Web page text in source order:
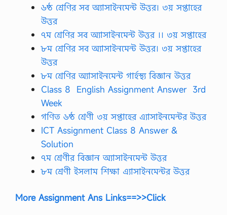
৬ষ্ঠ শ্রেণির সব অ্যাসাইনমেন্ট উত্তর। ৩য় সপ্তাহের
উত্তর
৭ম শ্রেণির সব অ্যাসাইনমেন্ট উত্তর ।। ৩য় সপ্তাহের
৮ম শ্রেণির সব অ্যাসাইনমেন্ট উত্তর। ৩য় সপ্তাহের
উত্তর
৮ম শ্রেণির অ্যাসাইনমেন্ট গার্হস্থ্য বিজ্ঞান উত্তর
Class 8 English Assignment Answer 3rd
Week
গণিত ৬ষ্ঠ শ্রেণী ৩য় সপ্তাহের এ্যাসাইনমেন্টর উত্তর
ICT Assignment Class 8 Answer &
Solution
৭ম শ্রেণীর বিজ্ঞান অ্যাসাইনমেন্ট উত্তর
৮ম শ্রেণী ইসলাম শিক্ষা এ্যাসাইনমেন্টর উত্তর
More Assignment Ans Links==>>Click